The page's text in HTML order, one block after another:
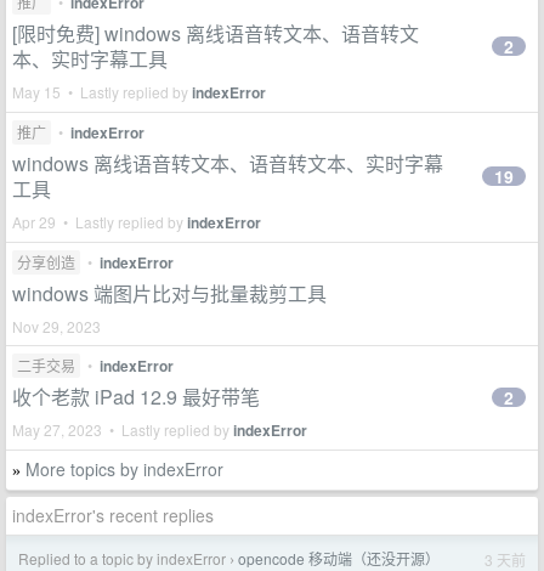
[限时免费] windows 离线语音转文本、语音转文
本、实时字幕工具
May 15 • Lastly replied byindexError
2
推广 • indexError
windows 离线语音转文本、语音转文本、实时字幕
工具
Apr 29 • Lastly replied byindexError
19
分享创造 • indexError
windows 端图片比对与批量裁剪工具
Nov 29, 2023
二手交易
• indexError
收个老款 iPad 12.9 最好带笔
May 27, 2023 • Lastly replied byindexError
2
» More topics by indexError
indexError's recent replies
Replied to a topic by indexError › opencode 移动端（还没开源） 3 天前